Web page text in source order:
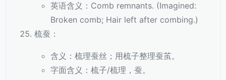
英语含义：Comb remnants. (Imagined:
Broken comb; Hair left after combing.)
梳蚕：
含义：梳理蚕丝；用梳子整理蚕茧。
字面含义：梳子/梳理，蚕。